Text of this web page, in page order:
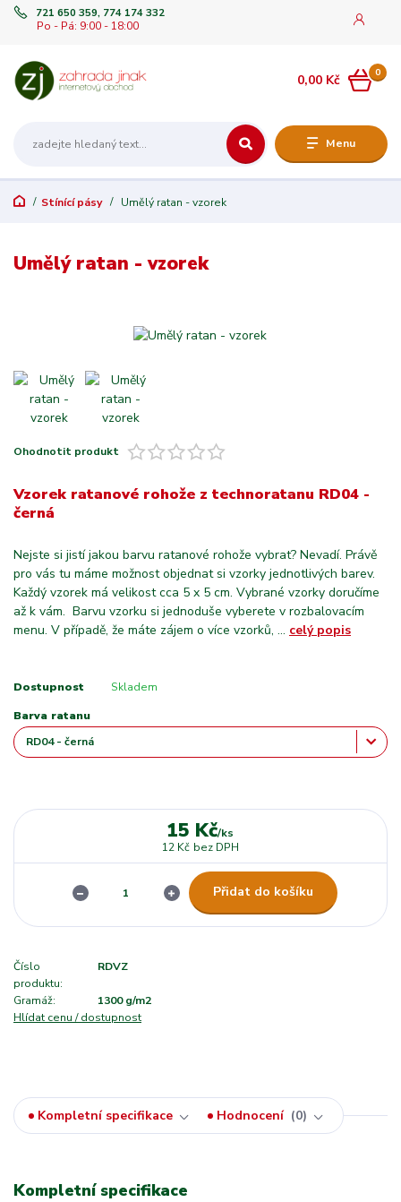
Menu
721 650 359, 774 174 332
Po - Pá: 9:00 - 18:00
0
0,00 Kč
Stínící pásy Umělý ratan - vzorek
Umělý ratan - vzorek
Ohodnotit produkt
Vzorek ratanové rohože z technoratanu RD04 -
černá
Nejste si jistí jakou barvu ratanové rohože vybrat? Nevadí. Právě
pro vás tu máme možnost objednat si vzorky jednotlivých barev.
Každý vzorek má velikost cca 5 x 5 cm. Vybrané vzorky doručíme
až k vám. Barvu vzorku si jednoduše vyberete v rozbalovacím
menu. V případě, že máte zájem o více vzorků, ... celý popis
Dostupnost Skladem
Barva ratanu
15 Kč/ks
12 Kč bez DPH
Přidat do košíku
Číslo
produktu:
RDVZ
Gramáž:
1300 g/m2
Hlídat cenu / dostupnost
Kompletní specifikace Hodnocení 0
Kompletní specifikace